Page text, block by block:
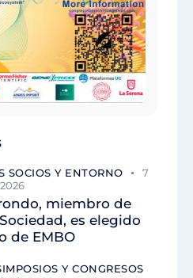
SOCIOS Y ENTORNO
7
miembro de
es elegido
de EMBO
Y CONGRESOS